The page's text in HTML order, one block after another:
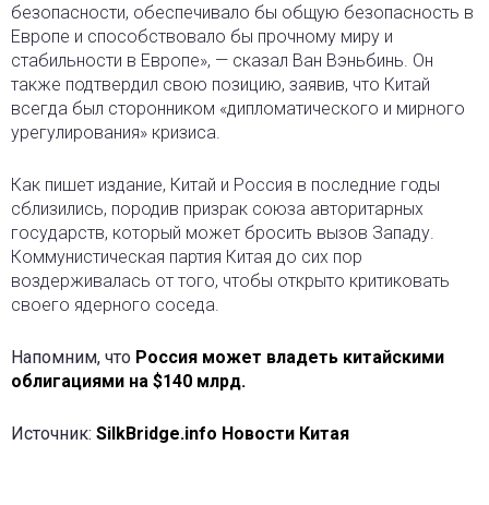
безопасности, обеспечивало бы общую безопасность в
Европе и способствовало бы прочному миру и
стабильности в Европе», — сказал Ван Вэньбинь. Он
также подтвердил свою позицию, заявив, что Китай
всегда был сторонником «дипломатического и мирного
урегулирования» кризиса.
Как пишет издание, Китай и Россия в последние годы
сблизились, породив призрак союза авторитарных
государств, который может бросить вызов Западу.
Коммунистическая партия Китая до сих пор
воздерживалась от того, чтобы открыто критиковать
своего ядерного соседа.
Напомним, что Россия может владеть китайскими
облигациями на $140 млрд.
Источник: SilkBridge.info Новости Китая